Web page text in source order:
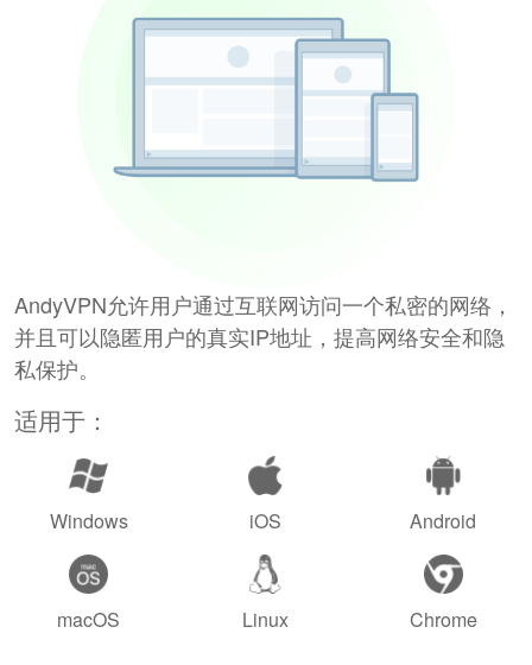
AndyVPN允许用户通过互联网访问一个私密的网络，
并且可以隐匿用户的真实IP地址，提高网络安全和隐
私保护。
适用于：
Windows iOS Android
macOS Linux Chrome